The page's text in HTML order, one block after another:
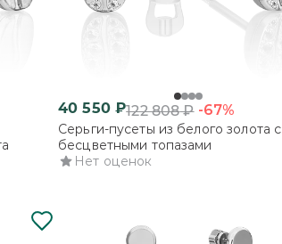
40 550₽122 808₽ -67%
Серьги-пусеты из белого золота с
бесцветными топазами
Нет оценок